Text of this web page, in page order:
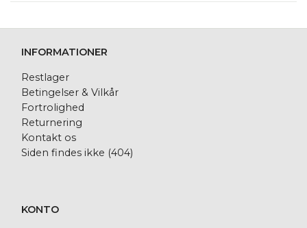
INFORMATIONER
Restlager
Betingelser & Vilkår
Fortrolighed
Returnering
Kontakt os
Siden findes ikke (404)
KONTO